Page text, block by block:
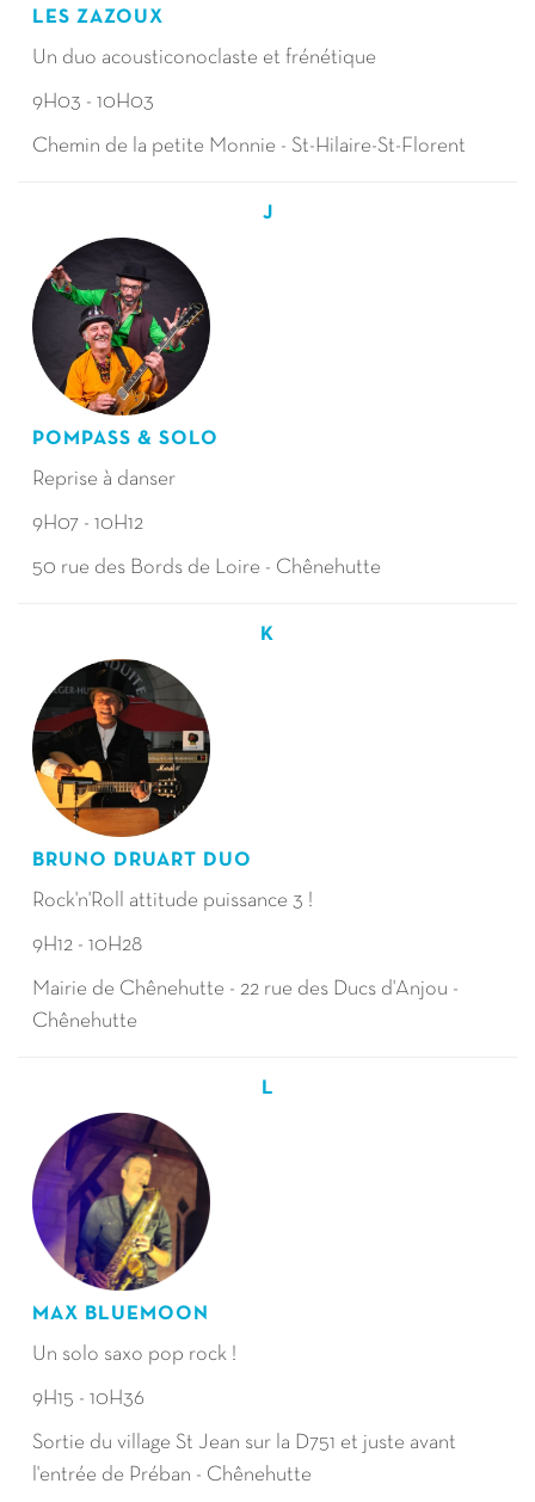
LES ZAZOUX
Un duo acousticonoclaste et frénétique
9H03 - 10H03
Chemin de la petite Monnie - St-Hilaire-St-Florent
J
POMPASS & SOLO
Reprise à danser
9H07 - 10H12
50 rue des Bords de Loire - Chênehutte
K
BRUNO DRUART DUO
Rock'n'Roll attitude puissance 3 !
9H12 - 10H28
Mairie de Chênehutte - 22 rue des Ducs d'Anjou -
Chênehutte
L
MAX BLUEMOON
Un solo saxo pop rock !
9H15 - 10H36
Sortie du village St Jean sur la D751 et juste avant
l'entrée de Préban - Chênehutte